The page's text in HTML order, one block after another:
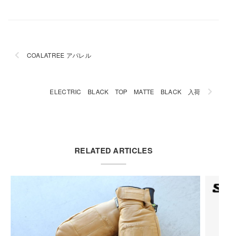
COALATREE アパレル
ELECTRIC BLACK TOP MATTE BLACK 入荷
RELATED ARTICLES